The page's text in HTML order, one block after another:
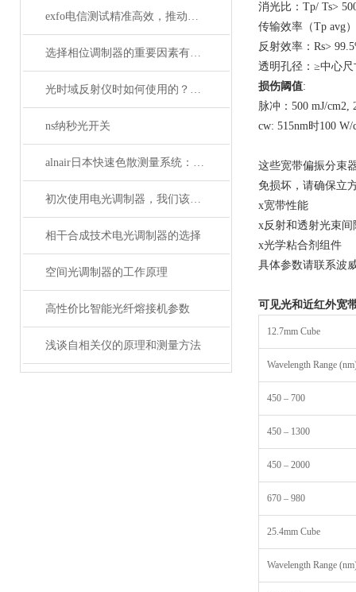
exfo电信测试精准高效，推动通信网络质量新标准
选择相位调制器的重要因素有哪些？你清楚吗？
光时域反射仪时如何使用的？使用时又要注意哪些事项？
ns纳秒光开关
alnair日本快速色散测量系统：精准捕捉光学世界的瞬息万变
初次使用电光调制器，我们该注意什么事项？
相干合成技术电光调制器的选择
空间光调制器的工作原理
高性价比智能光纤熔接机参数
浅谈自相关仪的原理和测量方法
消光比：Tp/ Ts>
传输效率（Tp avg
反射效率：Rs>
透明孔径：≥中心尺
损伤阈值:
脉冲：500 mJ/cm2,
cw: 515nm时100 W/
这些宽带偏振分束
免损坏，请确保立
x宽带性能
x反射和透射光束间
x光学粘合剂组件
具体参数请联系波
可见光和近红外宽
12.7mm Cube
Wavelength Range
450 – 700
450 – 1300
450 – 2000
670 – 980
25.4mm Cube
Wavelength Range